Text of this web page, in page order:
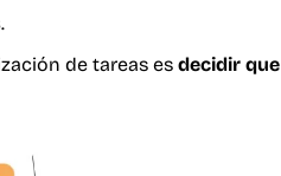
.
de tareas esdecidir que